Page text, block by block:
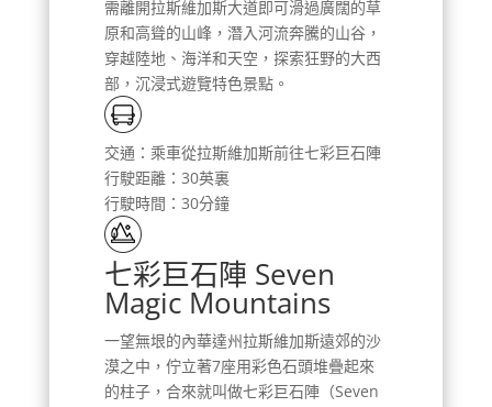
需離開拉斯維加斯大道即可滑過廣闊的草
原和高聳的山峰，潛入河流奔騰的山谷，
穿越陸地、海洋和天空，探索狂野的大西
部，沉浸式遊覽特色景點。
交通：乘車從拉斯維加斯前往七彩巨石陣
行駛距離：30英裏
行駛時間：30分鐘
七彩巨石陣 Seven
Magic Mountains
一望無垠的內華達州拉斯維加斯遠郊的沙
漠之中，佇立著7座用彩色石頭堆疊起來
的柱子，合來就叫做七彩巨石陣（Seven